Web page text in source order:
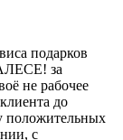
подарков
за
не рабочее
до
положительных
с